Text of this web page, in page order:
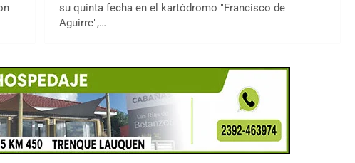
su quinta fecha en el kartódromo "Francisco de
Aguirre",…